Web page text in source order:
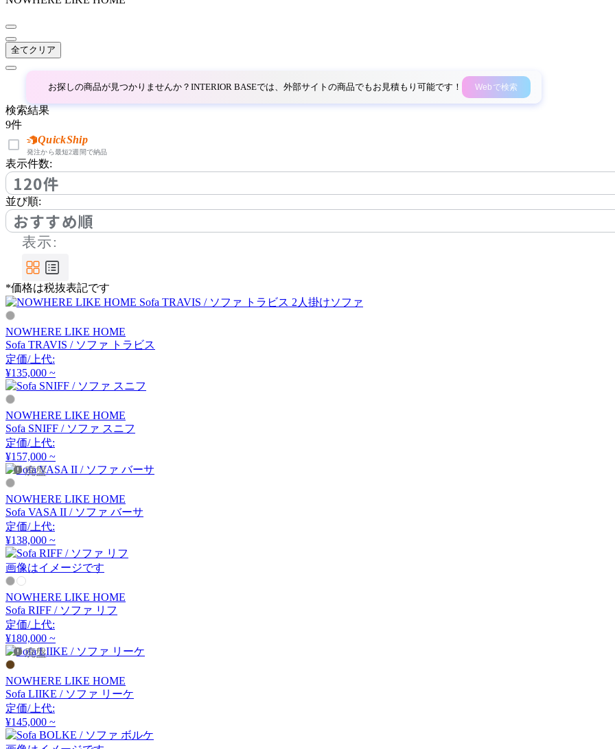
バイインテリアズ
Coccole
コッコレ
COMPLEX UNIVERSAL
コンプレックスユニバー
サルファニチャーサプラ
イ
CondeHouse
カンディハウス
cosine
コサイン
CRUSH CRASH PROJECT
クラッシュクラッシュプ
ロジェクト
DULTON
ダルトン
エッダ
EMKO
エムコ
esPattio
全てクリア
お探しの商品が見つかりませんか？INTERIOR BASEでは、外部サイトの商品でもお見積もり可能です！ Webで検索
検索結果
9件
QuickShip
発注から最短2週間で納品
表示件数:
120件
並び順:
おすすめ順
表示:
*価格は税抜表記です
NOWHERE LIKE HOME
Sofa TRAVIS / ソファ トラビス
定価/上代:
¥135,000 ~
NOWHERE LIKE HOME
Sofa SNIFF / ソファ スニフ
定価/上代:
¥157,000 ~
廃盤
NOWHERE LIKE HOME
Sofa VASA II / ソファ バーサ
定価/上代:
¥138,000 ~
画像はイメージです
NOWHERE LIKE HOME
Sofa RIFF / ソファ リフ
定価/上代:
¥180,000 ~
廃盤
NOWHERE LIKE HOME
Sofa LIIKE / ソファ リーケ
定価/上代:
¥145,000 ~